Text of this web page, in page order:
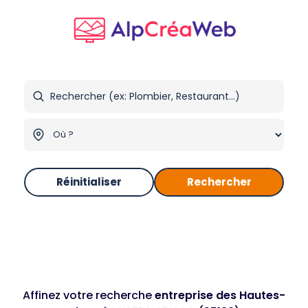
Réinitialiser Rechercher
Affinez votre rechercheentreprise des Hautes-